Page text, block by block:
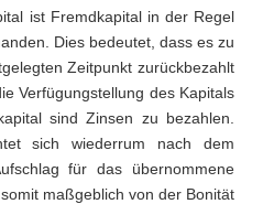
ist Fremdkapital in der Regel
Dies bedeutet, dass es zu
Zeitpunkt zurückbezahlt
Verfügungstellung des Kapitals
sind Zinsen zu bezahlen.
sich wiederrum nach dem
für das übernommene
maßgeblich von der Bonität